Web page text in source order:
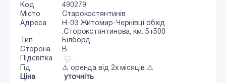
Код
490279
Місто
Старокостянтинів
Адреса
Н-03 Житомир-Чернівці обхід
.Сторокстянтинова, км. 5+500
Тип
Білборд
Сторона
B
Підсвітка
Гід
⚠ оренда від 2х місяців ⚠
Ціна
уточніть